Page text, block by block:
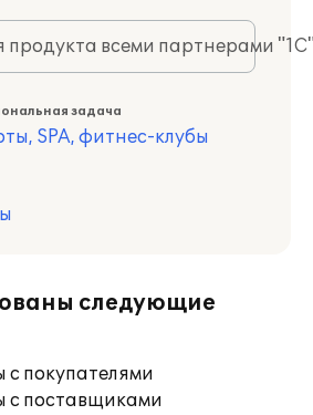
продукта всеми партнерами
задача
SPA, фитнес-клубы
следующие
с покупателями
с поставщиками